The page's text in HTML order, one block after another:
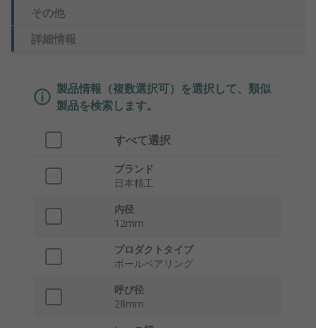
その他
詳細情報
製品情報（複数選択可）を選択して、類似
製品を検索します。
すべて選択
ブランド
日本精工
内径
12mm
プロダクトタイプ
ボールベアリング
呼び径
28mm